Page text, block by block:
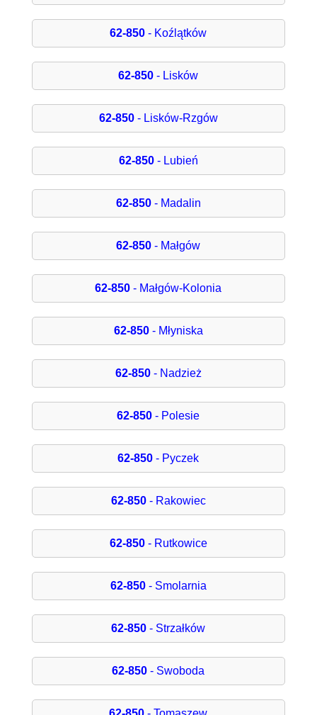
62-850 - Koźlątków
62-850 - Lisków
62-850- Lisków-Rzgów
62-850- Lubień
62-850- Madalin
62-850 - Małgów
62-850 - Małgów-Kolonia
62-850- Młyniska
62-850- Nadzież
62-850 - Polesie
62-850 - Pyczek
62-850- Rakowiec
62-850- Rutkowice
62-850- Smolarnia
62-850 - Strzałków
62-850 - Swoboda